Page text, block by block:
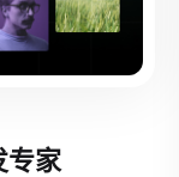
专家